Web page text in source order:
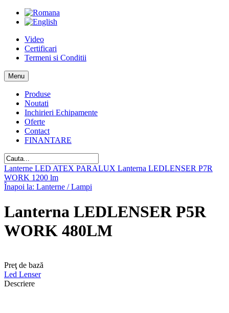
Video
Certificari
Termeni si Conditii
Menu
Produse
Noutati
Inchirieri Echipamente
Oferte
Contact
FINANTARE
Lanterne LED ATEX PARALUX Lanterna LEDLENSER P7R
WORK 1200 lm
Înapoi la: Lanterne / Lampi
Lanterna LEDLENSER P5R
WORK 480LM
Preţ de bază
Led Lenser
Descriere